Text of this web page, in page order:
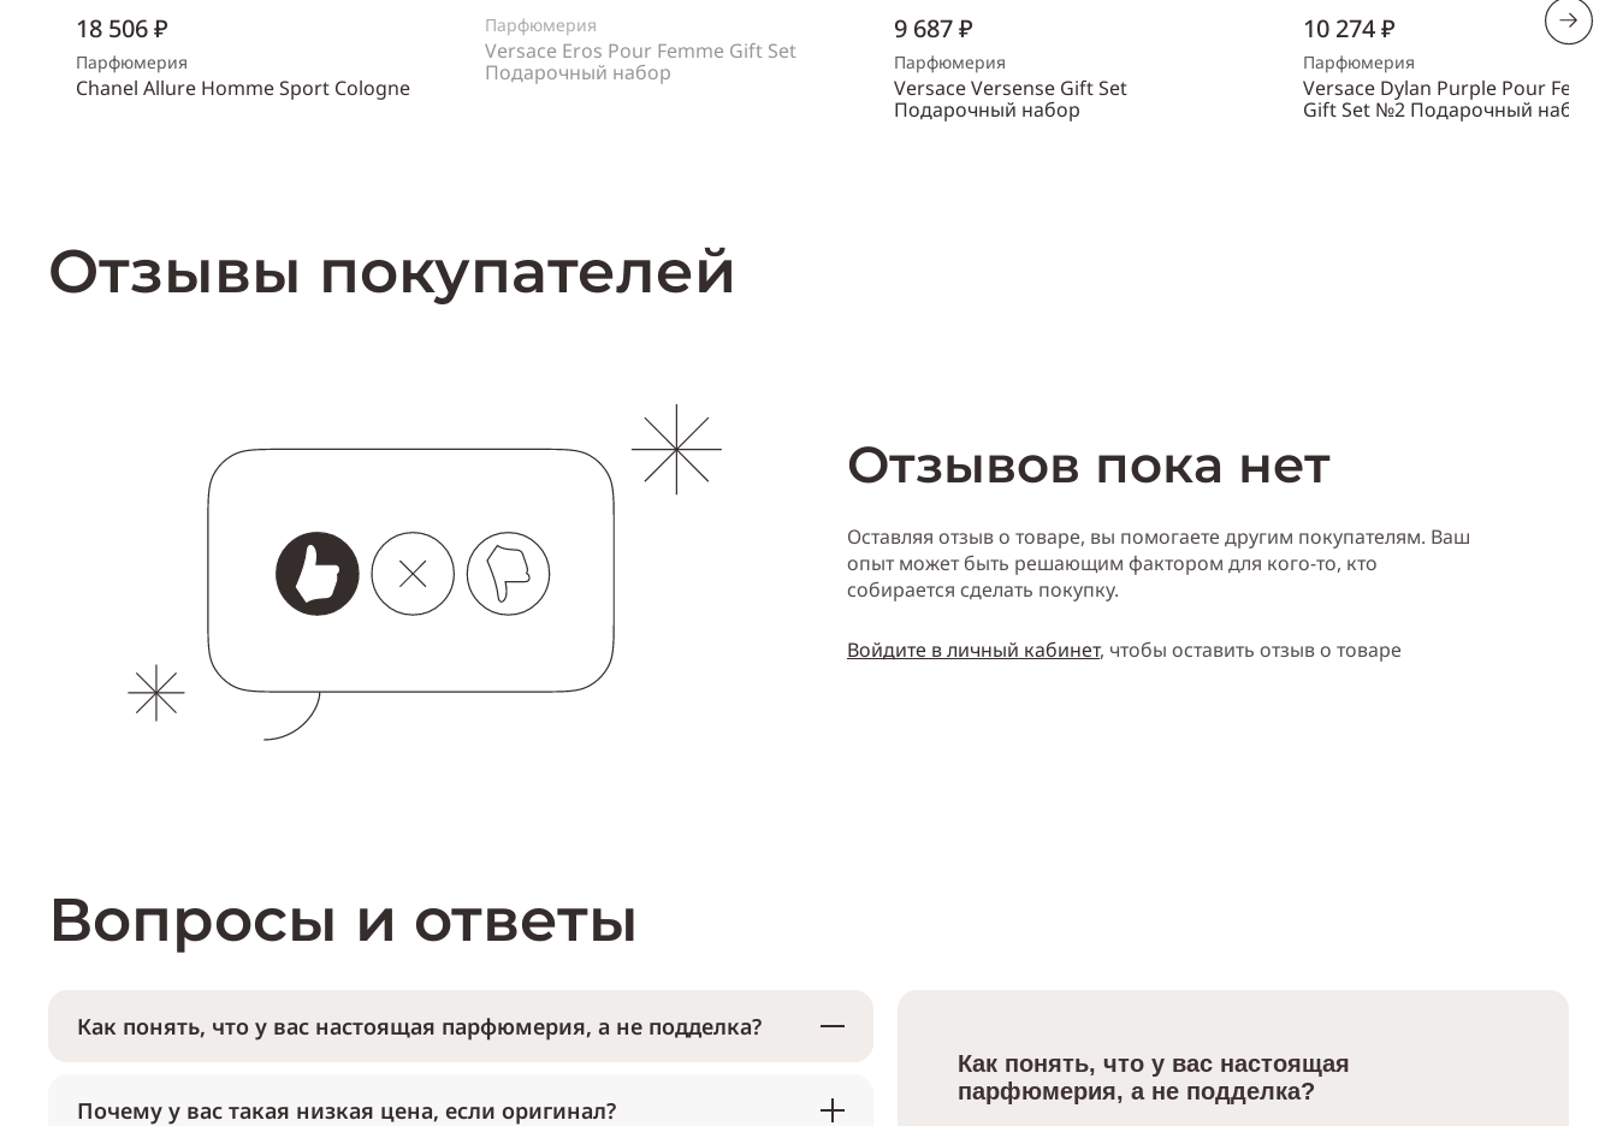
18 506 ₽
Парфюмерия
Chanel Allure Homme Sport Cologne
Парфюмерия
Versace Eros Pour Femme Gift Set
Подарочный набор
9 687 ₽
Парфюмерия
Versace Versense Gift Set
Подарочный набор
10 274 ₽
Парфюмерия
Versace Dylan Purple Pour Femme
Gift Set №2 Подарочный набор
Отзывы покупателей
Отзывов пока нет
Оставляя отзыв о товаре, вы помогаете другим покупателям. Ваш
опыт может быть решающим фактором для кого-то, кто
собирается сделать покупку.
Войдите в личный кабинет, чтобы оставить отзыв о товаре
Вопросы и ответы
Как понять, что у вас настоящая парфюмерия, а не подделка?
Почему у вас такая низкая цена, если оригинал?
Как понять, что у вас настоящая
парфюмерия, а не подделка?